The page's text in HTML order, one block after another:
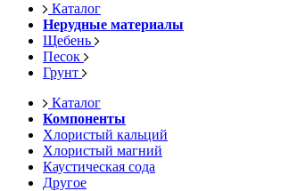
Каталог
Нерудные материалы
Щебень
Песок
Грунт
Каталог
Компоненты
Хлористый кальций
Хлористый магний
Каустическая сода
Другое